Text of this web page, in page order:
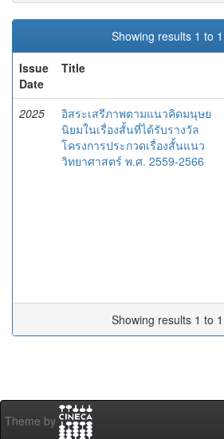
Showing results 1 to
Issue
Date
Title
2025
อิสระเสรีภาพตามแนวคิดมนุษย
นิยมในเรื่องสั้นที่ได้รับรางวัล
โครงการประกวดเรื่องสั้นแนว
วิทยาศาสตร์ พ.ศ. 2559-2566
Showing results 1 to
Theme by